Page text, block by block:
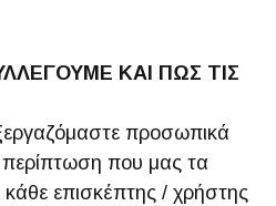
ΚΑΙ ΠΩΣ ΤΙΣ
προσωπικά
που μας τα
επισκέπτης / χρήστης